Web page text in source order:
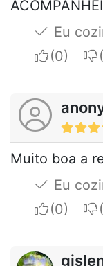
Eu
I
Muito boa a
Eu
I